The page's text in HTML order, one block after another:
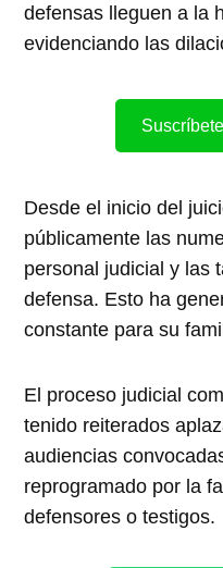
defensas lleguen a la
evidenciando las
Desde el inicio del
públicamente las
personal judicial y las
defensa. Esto ha
constante para su
El proceso judicial
tenido reiterados
audiencias
reprogramado por la
defensores o testigos.